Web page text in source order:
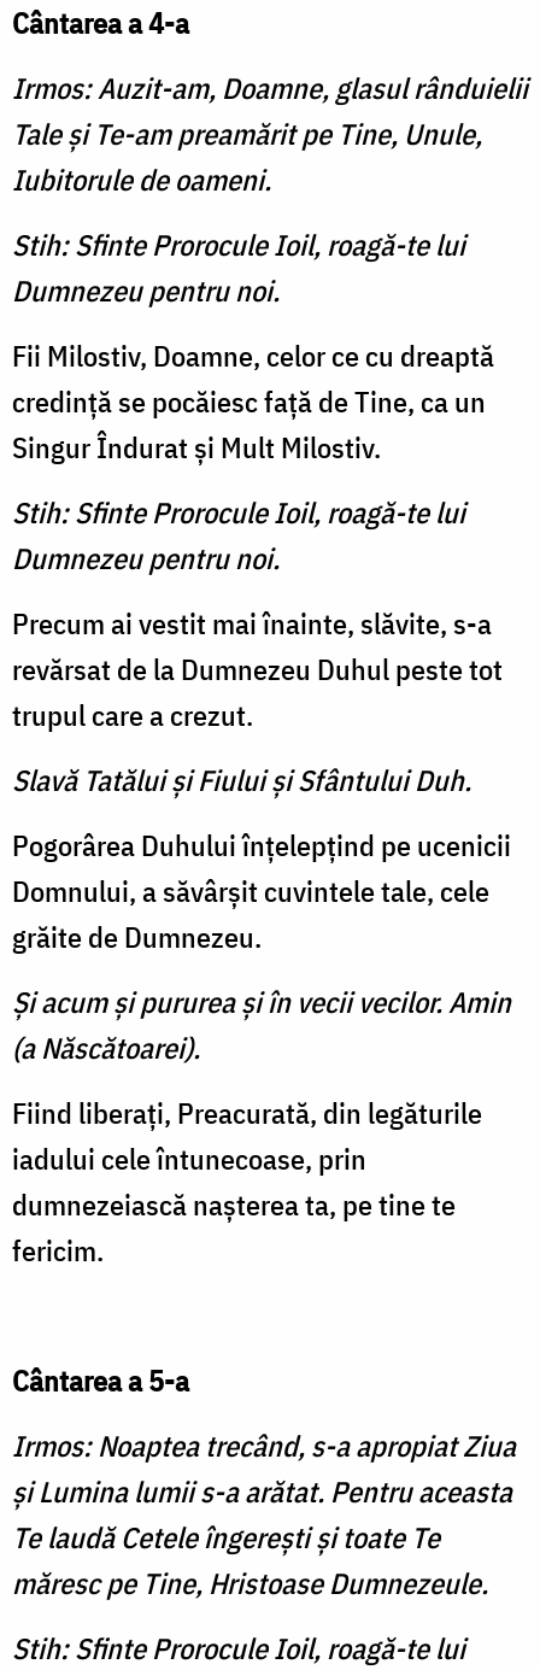
Cântarea a 4-a
Irmos: Auzit-am, Doamne, glasul rânduielii
Tale şi Te-am preamărit pe Tine, Unule,
Iubitorule de oameni.
Stih: Sfinte Prorocule Ioil, roagă-te lui
Dumnezeu pentru noi.
Fii Milostiv, Doamne, celor ce cu dreaptă
credinţă se pocăiesc faţă de Tine, ca un
Singur În­durat şi Mult Milostiv.
Stih: Sfinte Prorocule Ioil, roagă-te lui
Dumnezeu pentru noi.
Precum ai vestit mai înainte, slăvite, s-a
revărsat de la Dum­nezeu Duhul peste tot
trupul care a crezut.
Slavă Tatălui şi Fiului şi Sfântului Duh.
Pogorârea Duhului înţelepţind pe ucenicii
Domnului, a săvârşit cuvintele tale, cele
grăite de Dumnezeu.
Şi acum şi pururea şi în vecii vecilor. Amin
(a Născătoarei).
Fiind liberaţi, Preacurată, din legăturile
iadului cele în­tunecoase, prin
dumnezeiască naşterea ta, pe tine te
fericim.
Cântarea a 5-a
Irmos: Noaptea trecând, s-a apro­piat Ziua
şi Lumina lumii s-a arătat. Pentru aceasta
Te laudă Cetele îngereşti şi toate Te
măresc pe Tine, Hristoase Dumnezeule.
Stih: Sfinte Prorocule Ioil, roagă-te lui